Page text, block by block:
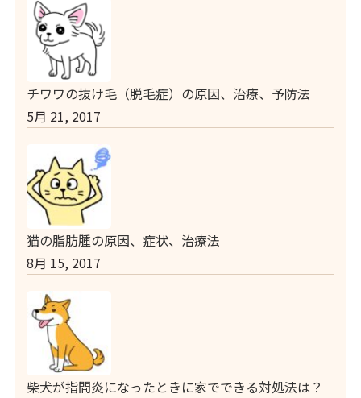
チワワの抜け毛（脱毛症）の原因、治療、予防法
5月 21, 2017
猫の脂肪腫の原因、症状、治療法
8月 15, 2017
柴犬が指間炎になったときに家でできる対処法は？